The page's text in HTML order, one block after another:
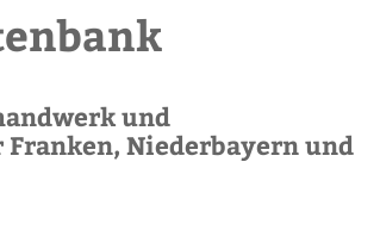
und
Niederbayern und